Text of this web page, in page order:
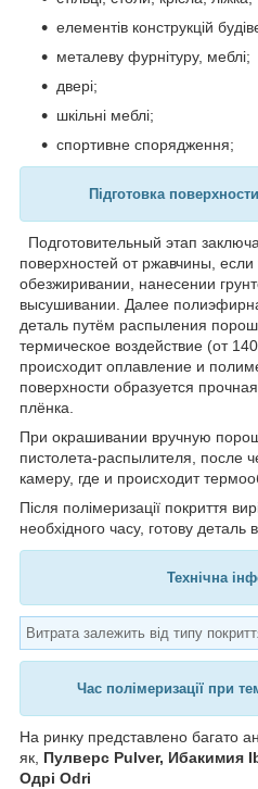
елементів конструкцій
металеву фурнітуру, меблі;
двері;
шкільні меблі;
спортивне спорядження;
Підготовка п
Подготовительный этап
поверхностей от ржавчины, если
обезжиривании, нанесении
высушивании. Далее
деталь путём распыления
термическое воздействие (от
происходит оплавление и
поверхности образуется
плёнка.
При окрашивании вручную
пистолета-распылителя, после
камеру, где и происходит
Після полімеризації покриття
необхідного часу, готову деталь
Технічна
Витрата залежить від типу
Час полімеризації при
На ринку представлено багато
як, Пулверс Pulver, Ибакимия
Одрі Odri